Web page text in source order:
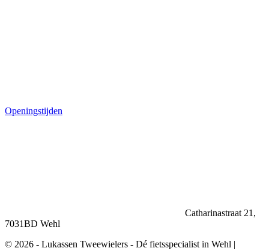
Openingstijden
Catharinastraat 21,
7031BD Wehl
© 2026 - Lukassen Tweewielers - Dé fietsspecialist in Wehl |